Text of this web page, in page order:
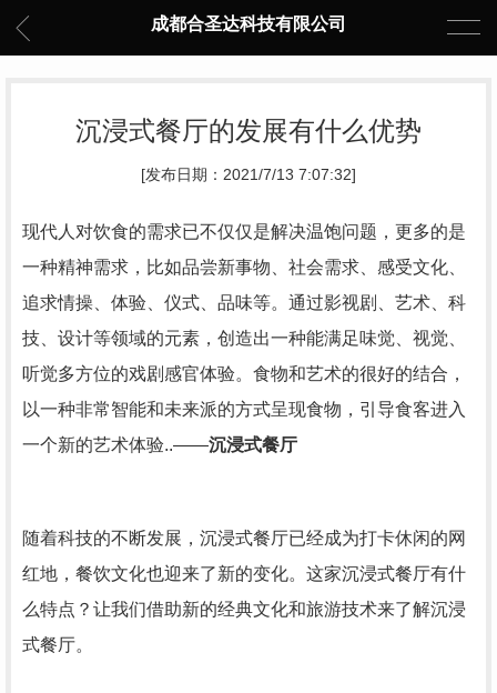
成都合圣达科技有限公司
沉浸式餐厅的发展有什么优势
[发布日期：2021/7/13 7:07:32]
现代人对饮食的需求已不仅仅是解决温饱问题，更多的是
一种精神需求，比如品尝新事物、社会需求、感受文化、
追求情操、体验、仪式、品味等。通过影视剧、艺术、科
技、设计等领域的元素，创造出一种能满足味觉、视觉、
听觉多方位的戏剧感官体验。食物和艺术的很好的结合，
以一种非常智能和未来派的方式呈现食物，引导食客进入
一个新的艺术体验..——沉浸式餐厅
随着科技的不断发展，沉浸式餐厅已经成为打卡休闲的网
红地，餐饮文化也迎来了新的变化。这家沉浸式餐厅有什
么特点？让我们借助新的经典文化和旅游技术来了解沉浸
式餐厅。